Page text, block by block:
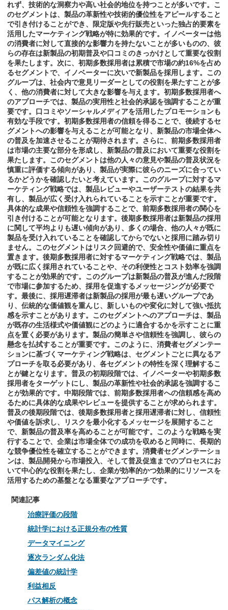
れず、技術的な洞察力や高い社会的地位を持つことが多いです。こ
のセグメントは、製品の革新性や技術的優位性をアピールすること
で引き付けることができ、限定版や先行販売といった独占的要素を
活用したマーケティング戦略が特に効果的です。イノベーターは他
の消費者に対して直接的な影響力を持たないことが多いものの、彼
らの存在は新製品の初期普及や口コミのきっかけとして重要な役割
を果たします。次に、初期多数採用者は累積で市場の約16%を占め
るセグメントで、イノベーターに次いで新製品を採用します。この
グループは、社会内で意見リーダーとしての役割を果たすことが多
く、他の消費者に対して大きな影響を与えます。初期多数採用者へ
のアプローチでは、製品の実用性と社会的承認を強調することが重
要です。口コミやソーシャルメディアを活用したプロモーションも
有効な手段です。初期多数採用者の信頼を得ることで、後続するセ
グメントへの影響を与えることが可能となり、新製品の市場全体へ
の普及を加速させることが期待されます。さらに、前期多数採用者
は市場の主要な部分を形成し、新製品の普及において重要な役割を
果たします。このセグメントは他の人々の意見や製品の普及状況を
慎重に評価する傾向があり、製品が実際に彼らのニーズに合ってい
るかどうかを確認したいと考えています。このグループに対するマ
ーケティング戦略では、製品レビューやユーザーテストの結果を共
有し、製品が広く受け入れられていることを示すことが重要です。
具体的な成果や信頼性を強調することで、前期多数採用者の関心を
引き付けることが可能となります。後期多数採用者は新製品の採用
に関して平均よりも遅い傾向があり、多くの場合、他の人々が既に
製品を受け入れていることを確認してからでないと採用に踏み切り
ません。このセグメントはリスク回避的で、安全性や価値に重点を
置きます。後期多数採用者に対するマーケティング戦略では、製品
が既に広く採用されていることや、その利便性とコスト効率を強調
することが効果的です。このグループは新製品の普及が進んだ段階
で市場に参加するため、採用を促進するメッセージングが必要で
す。最後に、採用遅滞者は新製品の採用が最も遅いグループであ
り、伝統的な価値観を重んじ、新しいものや変化に対して強い抵抗
感を示すことがあります。このセグメントへのアプローチは、製品
が既存の生活様式や価値観にどのように適合するかを示すことに重
点を置く必要があります。製品の簡単さや信頼性を強調し、彼らの
懸念を払拭することが重要です。このように、消費者セグメンテー
ションに基づくマーケティング戦略は、セグメントごとに異なるア
プローチを取る必要があり、各セグメントの特性を深く理解するこ
とが鍵となります。普及の初期段階では、イノベーターや初期多数
採用者をターゲットにし、製品の革新性や社会的承認を強調するこ
とが効果的です。中期段階では、前期多数採用者への信頼感を高め
るために具体的な成果やレビューを提供することが求められます。
普及の後期段階では、後期多数採用者と採用遅滞者に対し、信頼性
や価値を訴求し、リスクを最小化するメッセージを展開すること
で、新製品の普及率を高めることが可能です。このような戦略を実
行することで、企業は市場全体での成功を収めると同時に、長期的
な競争優位性を確立することができます。消費者セグメンテーショ
ンは、製品開発から市場投入、そして普及促進までのプロセスにお
いて中心的な役割を果たし、企業が効率的かつ効果的にリソースを
活用するための基盤となる重要なアプローチです。
関連記事
治療評価の段階
統計学における正規分布の性質
データマイニング
逐次ランダム化法
偏差値の統計学
利益相反
パス解析の概念